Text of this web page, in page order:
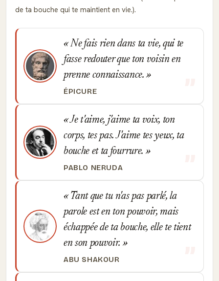
de ta bouche qui te maintient en vie.).
Ne fais rien dans ta vie, qui te
fasse redouter que ton voisin en
prenne connaissance.
ÉPICURE
Je t'aime, j'aime ta voix, ton
corps, tes pas. J'aime tes yeux, ta
bouche et ta fourrure.
PABLO NERUDA
Tant que tu n'as pas parlé, la
parole est en ton pouvoir, mais
échappée de ta bouche, elle te tient
en son pouvoir.
ABU SHAKOUR